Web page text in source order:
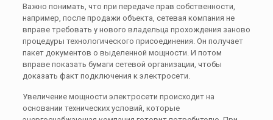
Важно понимать, что при передаче прав собственности,
например, после продажи объекта, сетевая компания не
вправе требовать у нового владельца прохождения заново
процедуры технологического присоединения. Он получает
пакет документов о выделенной мощности. И потом
вправе показать бумаги сетевой организации, чтобы
доказать факт подключения к электросети.
Увеличение мощности электросети происходит на
основании технических условий, которые